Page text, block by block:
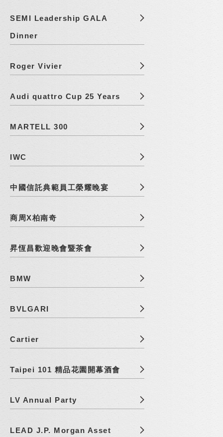
SEMI Leadership GALA
Dinner
Roger Vivier
Audi quattro Cup 25 Years
MARTELL 300
IWC
中國信託典範員工榮耀晚宴
商周X柏南奇
昇恆昌歡迎晚會暨茶會
BMW
BVLGARI
Cartier
Taipei 101 精品花園開幕酒會
LV Annual Party
LEAD J.P. Morgan Asset